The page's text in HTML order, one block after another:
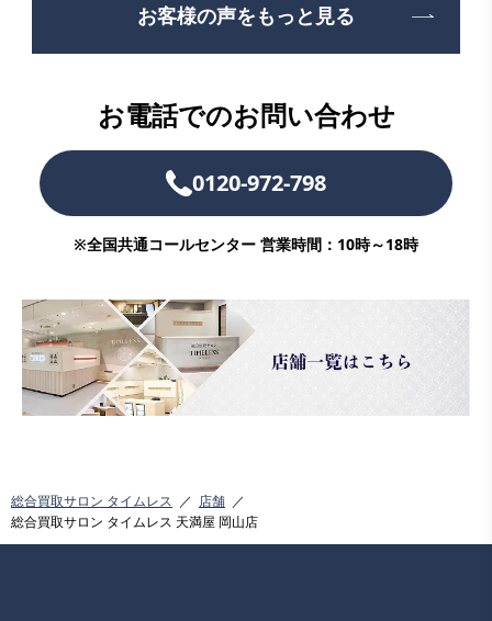
お客様の声をもっと見る
お電話でのお問い合わせ
0120-972-798
※全国共通コールセンター 営業時間：10時～18時
総合買取サロン タイムレス
店舗
総合買取サロン タイムレス 天満屋 岡山店